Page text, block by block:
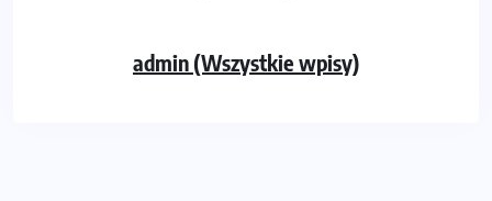
admin (Wszystkie wpisy)